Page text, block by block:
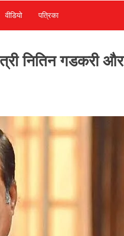
वीडियो पत्रिका
नितिन गडकरी